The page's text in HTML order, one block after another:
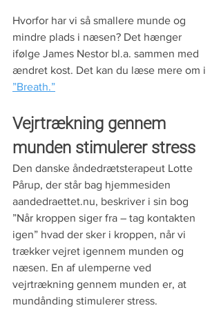
Hvorfor har vi så smallere munde og
mindre plads i næsen? Det hænger
ifølge James Nestor bl.a. sammen med
ændret kost. Det kan du læse mere om i
”Breath.”
Vejrtrækning gennem
munden stimulerer stress
Den danske åndedrætsterapeut Lotte
Pårup, der står bag hjemmesiden
aandedraettet.nu, beskriver i sin bog
”Når kroppen siger fra – tag kontakten
igen” hvad der sker i kroppen, når vi
trækker vejret igennem munden og
næsen. En af ulemperne ved
vejrtrækning gennem munden er, at
mundånding stimulerer stress.